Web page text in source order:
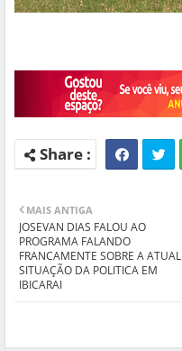
MAIS ANTIGA
JOSEVAN DIAS FALOU AO
PROGRAMA FALANDO
FRANCAMENTE SOBRE A ATUAL
SITUAÇÃO DA POLITICA EM
IBICARAI